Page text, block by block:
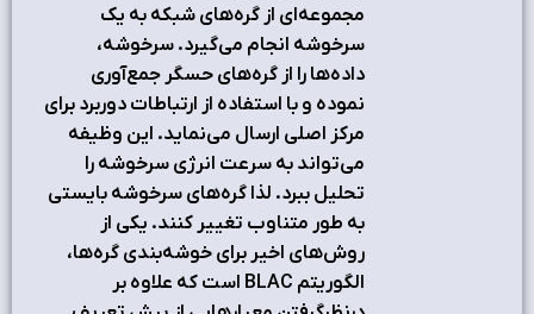
مجموعه‌‌اي از گره‌هاي شبکه به يک
سرخوشه انجام مي‌گيرد. سرخوشه،
داده‌ها را از گره‌هاي حسگر جمع‌آوري
نموده و با استفاده از ارتباطات دوربرد براي
مرکز اصلي ارسال مي‌نمايد. اين وظيفه
مي‌تواند به سرعت انرژي سرخوشه را
تحليل ببرد. لذا گره‌هاي سرخوشه بايستي
به طور متناوب تغيير کنند. يکي از
روش‌هاي اخير براي خوشه‌بندي گره‌ها،
الگوريتم BLAC است که علاوه بر